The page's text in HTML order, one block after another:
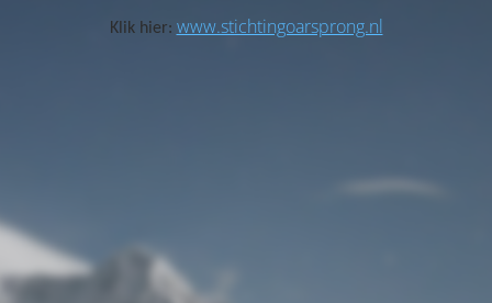
Klik hier: www.stichtingoarsprong.nl